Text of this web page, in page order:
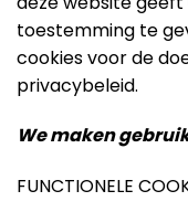
toestemming te
cookies voor de
privacybeleid.
We maken
FUNCTIONELE